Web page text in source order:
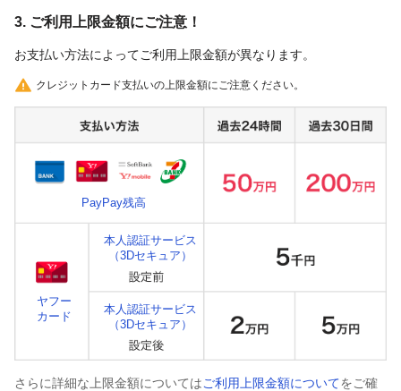
3. ご利用上限金額にご注意！
お支払い方法によってご利用上限金額が異なります。
クレジットカード支払いの上限金額にご注意ください。
PayPay残高
ヤフー
カード
本人認証サービス
（3Dセキュア）
本人認証サービス
（3Dセキュア）
さらに詳細な上限金額についてはご利用上限金額についてをご確